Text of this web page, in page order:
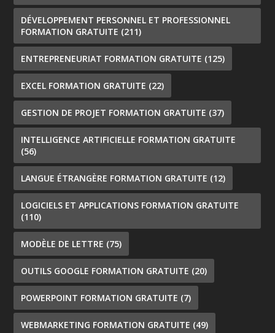
DÉVELOPPEMENT PERSONNEL ET PROFESSIONNEL
FORMATION GRATUITE (211)
ENTREPRENEURIAT FORMATION GRATUITE (125)
EXCEL FORMATION GRATUITE (22)
GESTION DE PROJET FORMATION GRATUITE (37)
INTELLIGENCE ARTIFICIELLE FORMATION GRATUITE
(56)
LANGUE ÉTRANGÈRE FORMATION GRATUITE (12)
LOGICIELS ET APPLICATIONS FORMATION GRATUITE
(110)
MODÈLE DE LETTRE (75)
OUTILS GOOGLE FORMATION GRATUITE (20)
POWERPOINT FORMATION GRATUITE (7)
WEBMARKETING FORMATION GRATUITE (49)